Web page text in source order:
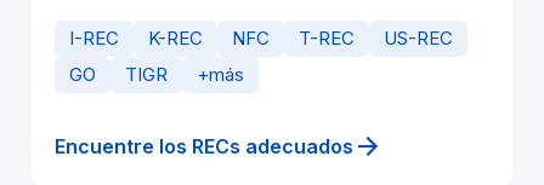
I-REC K-REC NFC T-REC
US-REC
GO
TIGR +más
Encuentre los RECs adecuados